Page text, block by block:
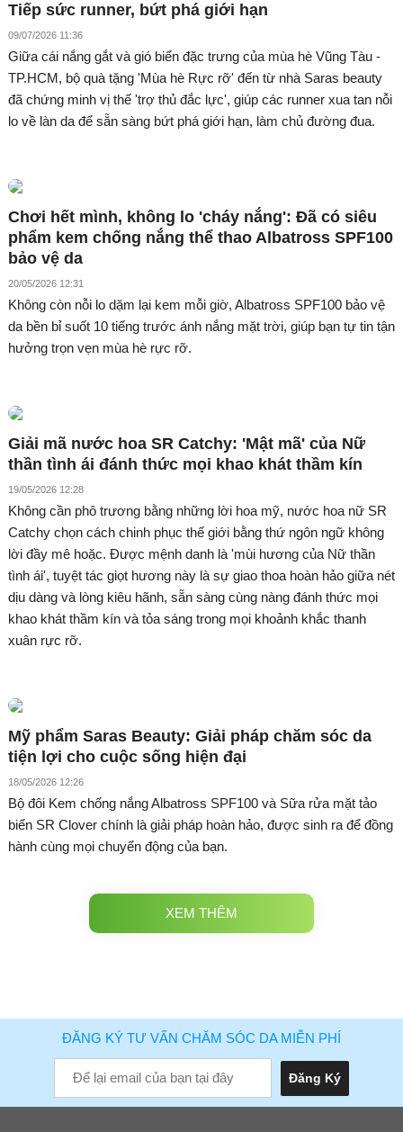
Tiếp sức runner, bứt phá giới hạn
09/07/2026 11:36
Giữa cái nắng gắt và gió biển đặc trưng của mùa hè Vũng Tàu -
TP.HCM, bộ quà tặng 'Mùa hè Rực rỡ' đến từ nhà Saras beauty
đã chứng minh vị thế 'trợ thủ đắc lực', giúp các runner xua tan nỗi
lo về làn da để sẵn sàng bứt phá giới hạn, làm chủ đường đua.
Chơi hết mình, không lo 'cháy nắng': Đã có siêu
phẩm kem chống nắng thể thao Albatross SPF100
bảo vệ da
20/05/2026 12:31
Không còn nỗi lo dặm lại kem mỗi giờ, Albatross SPF100 bảo vệ
da bền bỉ suốt 10 tiếng trước ánh nắng mặt trời, giúp bạn tự tin tận
hưởng trọn vẹn mùa hè rực rỡ.
Giải mã nước hoa SR Catchy: 'Mật mã' của Nữ
thần tình ái đánh thức mọi khao khát thầm kín
19/05/2026 12:28
Không cần phô trương bằng những lời hoa mỹ, nước hoa nữ SR
Catchy chọn cách chinh phục thế giới bằng thứ ngôn ngữ không
lời đầy mê hoặc. Được mệnh danh là 'mùi hương của Nữ thần
tình ái', tuyệt tác giọt hương này là sự giao thoa hoàn hảo giữa nét
dịu dàng và lòng kiêu hãnh, sẵn sàng cùng nàng đánh thức mọi
khao khát thầm kín và tỏa sáng trong mọi khoảnh khắc thanh
xuân rực rỡ.
Mỹ phẩm Saras Beauty: Giải pháp chăm sóc da
tiện lợi cho cuộc sống hiện đại
18/05/2026 12:26
Bộ đôi Kem chống nắng Albatross SPF100 và Sữa rửa mặt tảo
biển SR Clover chính là giải pháp hoàn hảo, được sinh ra để đồng
hành cùng mọi chuyển động của bạn.
XEM THÊM
ĐĂNG KÝ TƯ VẤN CHĂM SÓC DA MIỄN PHÍ